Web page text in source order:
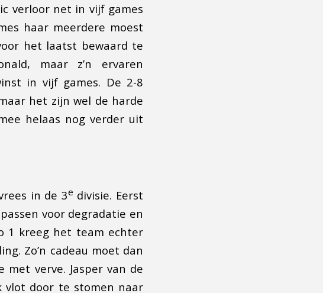
verloor net in vijf games
haar meerdere moest
het laatst bewaard te
maar z’n ervaren
in vijf games. De 2-8
het zijn wel de harde
helaas nog verder uit
in de 3e divisie. Eerst
voor degradatie en
1 kreeg het team echter
Zo’n cadeau moet dan
verve. Jasper van de
vlot door te stomen naar